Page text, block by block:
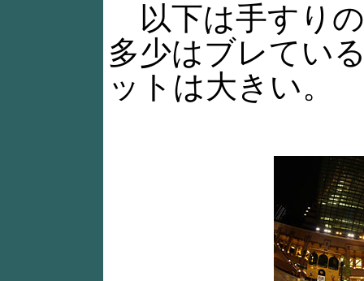
以下は手すり
多少はブレてい
ットは大きい。